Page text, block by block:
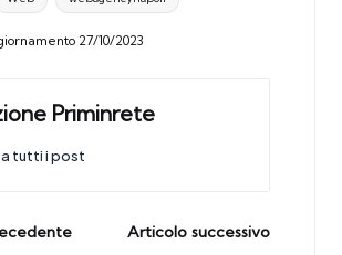
27/10/2023
Priminrete
tutti i post
Articolo successivo